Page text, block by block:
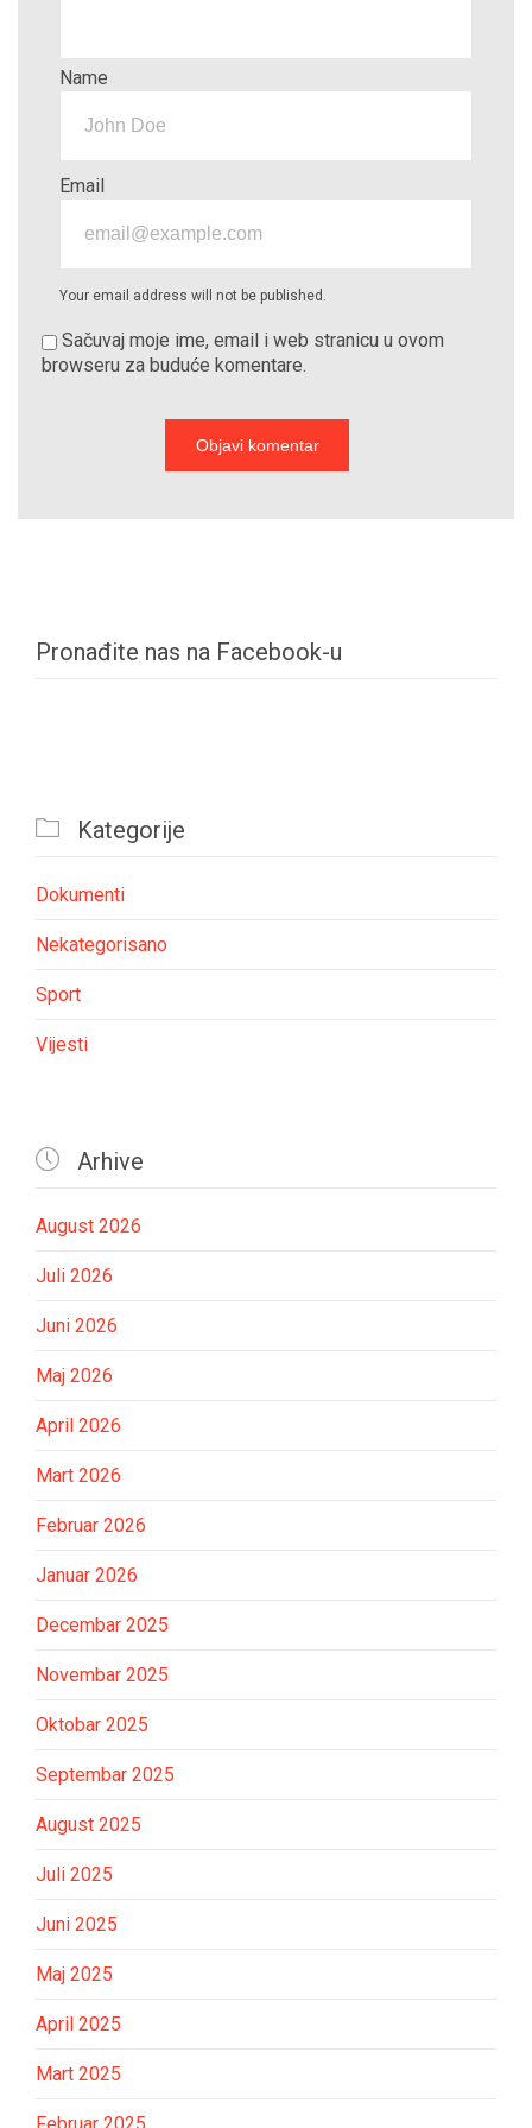
Name
Email
Your email address will not be published.
Sačuvaj moje ime, email i web stranicu u ovom
browseru za buduće komentare.
Pronađite nas na Facebook-u
 Kategorije
Dokumenti
Nekategorisano
Sport
Vijesti
 Arhive
August 2026
Juli 2026
Juni 2026
Maj 2026
April 2026
Mart 2026
Februar 2026
Januar 2026
Decembar 2025
Novembar 2025
Oktobar 2025
Septembar 2025
August 2025
Juli 2025
Juni 2025
Maj 2025
April 2025
Mart 2025